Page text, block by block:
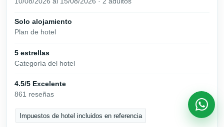
Solo alojamiento
Plan de hotel
5 estrellas
Categoría del hotel
4.5/5 Excelente
861 reseñas
Impuestos de hotel incluidos en referencia